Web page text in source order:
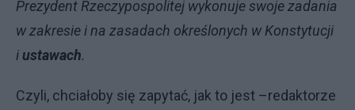
Prezydent Rzeczypospolitej wykonuje swoje zadania
w zakresie i na zasadach określonych w Konstytucji
iustawach.
Czyli, chciałoby się zapytać, jak to jest –redaktorze